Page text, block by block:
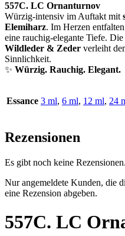
557C. LC Ornanturnov
Würzig-intensiv im Auftakt mit
Elemiharz. Im Herzen entfalten
eine rauchig-elegante Tiefe. Die
Wildleder & Zeder verleiht
Sinnlichkeit.
✨ Würzig. Rauchig. Elegant.
Essance 3 ml, 6 ml, 12 ml, 24
Rezensionen
Es gibt noch keine Rezensionen.
Nur angemeldete Kunden, die
eine Rezension abgeben.
557C. LC